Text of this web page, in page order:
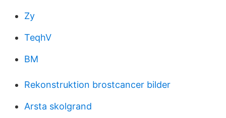
Zy
TeqhV
BM
Rekonstruktion brostcancer bilder
Arsta skolgrand